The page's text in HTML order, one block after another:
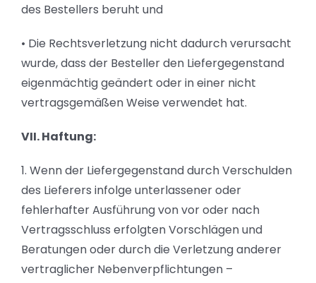
des Bestellers beruht und
• Die Rechtsverletzung nicht dadurch verursacht
wurde, dass der Besteller den Liefergegenstand
eigenmächtig geändert oder in einer nicht
vertragsgemäßen Weise verwendet hat.
VII. Haftung:
1. Wenn der Liefergegenstand durch Verschulden
des Lieferers infolge unterlassener oder
fehlerhafter Ausführung von vor oder nach
Vertragsschluss erfolgten Vorschlägen und
Beratungen oder durch die Verletzung anderer
vertraglicher Nebenverpflichtungen –